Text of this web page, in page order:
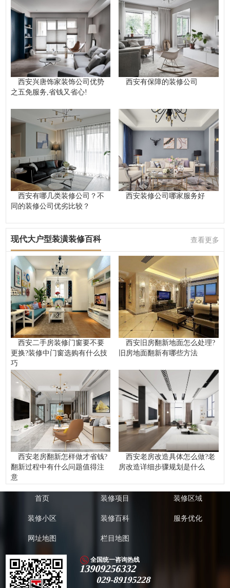
西安兴唐饰家装饰公司优势
之五免服务,省钱又省心!
西安有保障的装修公司
西安有哪几类装修公司？不
同的装修公司优劣比较？
西安装修公司哪家服务好
现代大户型装潢装修百科 查看更多
西安二手房装修门窗要不要
更换?装修中门窗选购有什么技
巧
西安旧房翻新地面怎么处理?
旧房地面翻新有哪些方法
西安老房翻新怎样做才省钱?
翻新过程中有什么问题值得注
意
西安老房改造具体怎么做?老
房改造详细步骤规划是什么
首页 装修项目 装修区域
装修小区 装修百科 服务优化
网址地图 栏目地图
全国统一咨询热线
13909256332
029-89195228